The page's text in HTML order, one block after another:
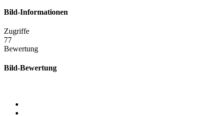
Bild-Informationen
Zugriffe
77
Bewertung
Bild-Bewertung